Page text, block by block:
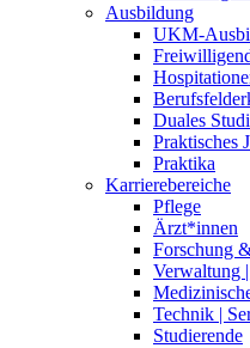
Ausbildung
UKM-
Duales
Praktisches
Praktika
Karrierebereiche
Pflege
Ärzt*innen
Forschung
Verwaltung
Technik |
Studierende